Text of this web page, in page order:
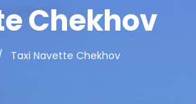
Chekhov
Taxi Navette Chekhov